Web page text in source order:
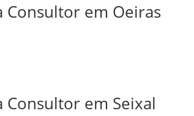
Consultor em Oeiras
em Seixal